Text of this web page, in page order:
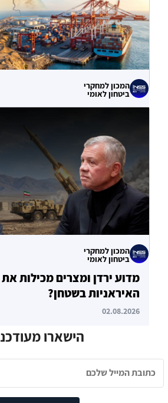
המכון למחקרי
ביטחון לאומי
עוקף הורמוז? ההימור
04.08.2026
המכון למחקרי
ביטחון לאומי
מדוע ירדן ומצרים מכילות
האיראניות בשטחן?
02.08.2026
הישארו